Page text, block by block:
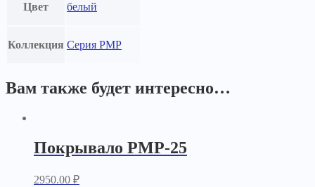
Цвет белый
Коллекция Серия PMP
Вам также будет интересно…
Покрывало PМР-25
2950.00 ₽